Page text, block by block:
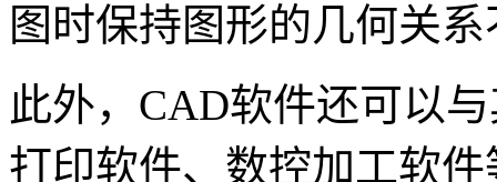
图时保持图形的几何关
此外，CAD软件还可以
打印软件、数控加工软